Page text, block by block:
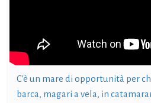
C'è un mare di opportunità per
barca, magari a vela, in